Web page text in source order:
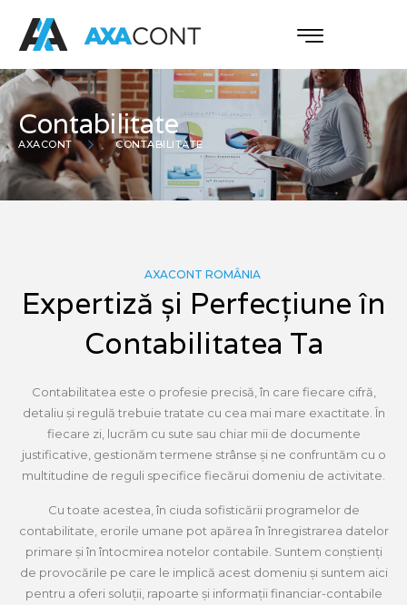
Contabilitate
AXACONT CONTABILITATE
AXACONT ROMÂNIA
Expertiză și Perfecțiune în
Contabilitatea Ta
Contabilitatea este o profesie precisă, în care fiecare cifră,
detaliu și regulă trebuie tratate cu cea mai mare exactitate. În
fiecare zi, lucrăm cu sute sau chiar mii de documente
justificative, gestionăm termene strânse și ne confruntăm cu o
multitudine de reguli specifice fiecărui domeniu de activitate.
Cu toate acestea, în ciuda sofisticării programelor de
contabilitate, erorile umane pot apărea în înregistrarea datelor
primare și în întocmirea notelor contabile. Suntem conștienți
de provocările pe care le implică acest domeniu și suntem aici
pentru a oferi soluții, rapoarte și informații financiar-contabile